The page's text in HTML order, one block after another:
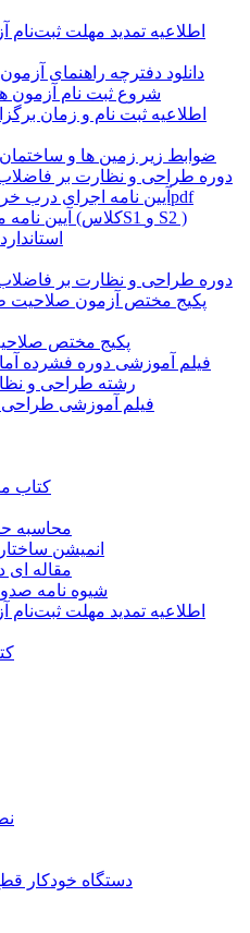
اطلاعیه تمدید مهلت
دانلود دفترچه راهنمای آزمون
شروع ثبت نام آزمون
اطلاعیه ثبت نام و زمان
ضوابط زیر زمین ها و
دوره طراحی و نظارت بر
آیین نامه اجرای درب خروج آتش نشانی و دوربند+فایلpdf
آیین نامه مجموعه پمپ های آتش نشانی (کلاسS1 و S2 )
دوره طراحی و نظارت بر
پکیج مختص آزمون صلاحیت
پکیج مختص
فیلم آموزشی دوره فشرده
رشته طراحی و
فیلم آموزشی طراحی
کتاب
محاسبه
انمیشن
مقاله ای
شیوه نامه
اطلاعیه تمدید مهلت
دستگاه خودکار